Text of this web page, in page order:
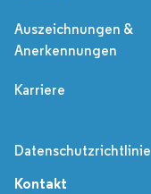
Auszeichnungen &
Anerkennungen
Karriere
Datenschutzrichtlinie
Kontakt